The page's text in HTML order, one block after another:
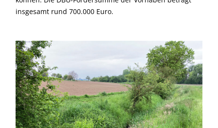
insgesamt rund 700.000 Euro.